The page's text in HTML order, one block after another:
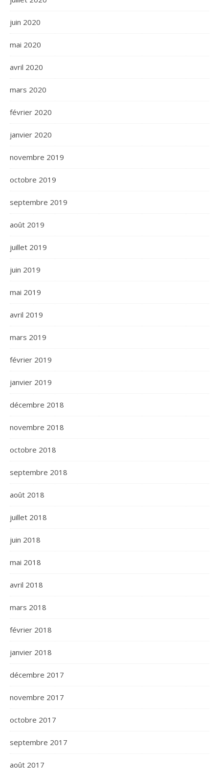
juin 2020
mai 2020
avril 2020
mars 2020
février 2020
janvier 2020
novembre 2019
octobre 2019
septembre 2019
août 2019
juillet 2019
juin 2019
mai 2019
avril 2019
mars 2019
février 2019
janvier 2019
décembre 2018
novembre 2018
octobre 2018
septembre 2018
août 2018
juillet 2018
juin 2018
mai 2018
avril 2018
mars 2018
février 2018
janvier 2018
décembre 2017
novembre 2017
octobre 2017
septembre 2017
août 2017